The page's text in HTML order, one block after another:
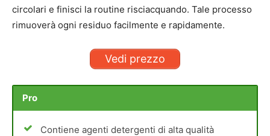
circolari e finisci la routine risciacquando. Tale processo
rimuoverà ogni residuo facilmente e rapidamente.
Vedi prezzo
Pro
Contiene agenti detergenti di alta qualità